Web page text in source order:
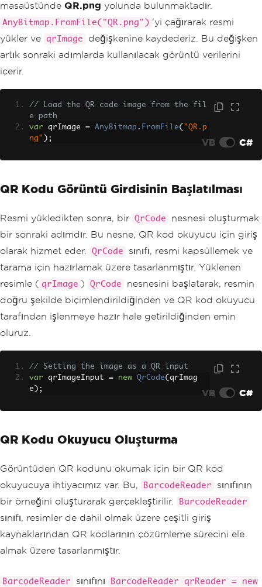
masaüstünde QR.png yolunda bulunmaktadır.
AnyBitmap.FromFile("QR.png") 'yi çağırarak resmi
yükler ve qrImage
değişkenine kaydederiz. Bu değişken
artık sonraki adımlarda kullanılacak görüntü verilerini
içerir.
// Load the QR code image from the fil
e path
var qrImage = AnyBitmap . FromFile( "QR.p
ng" ); VB C#
QR Kodu Görüntü Girdisinin Başlatılması
Resmi yükledikten sonra, bir QrCode
nesnesi oluşturmak
bir sonraki adımdır. Bu nesne, QR kod okuyucu için giriş
olarak hizmet eder.
QrCode
sınıfı, resmi kapsüllemek ve
tarama için hazırlamak üzere tasarlanmıştır. Yüklenen
resimle ( qrImage ) QrCode
nesnesini başlatarak, resmin
doğru şekilde biçimlendirildiğinden ve QR kod okuyucu
tarafından işlenmeye hazır hale getirildiğinden emin
oluruz.
// Setting the image as a QR input
var qrImageInput = new QrCode( qrImag
e ); VB C#
QR Kodu Okuyucu Oluşturma
Görüntüden QR kodunu okumak için bir QR kod
okuyucuya ihtiyacımız var. Bu,
BarcodeReader
sınıfının
bir örneğini oluşturarak gerçekleştirilir.
BarcodeReader
sınıfı, resimler de dahil olmak üzere çeşitli giriş
kaynaklarından QR kodlarının çözümleme sürecini ele
almak üzere tasarlanmıştır.
BarcodeReader sınıfını
BarcodeReader qrReader = new